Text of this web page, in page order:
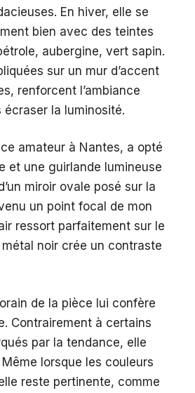
En hiver, elle se
bien avec des teintes
aubergine, vert sapin.
sur un mur d’accent
renforcent l’ambiance
écraser la luminosité.
amateur à Nantes, a opté
et une guirlande lumineuse
miroir ovale posé sur la
un point focal de mon
ressort parfaitement sur le
noir crée un contraste
de la pièce lui confère
Contrairement à certains
par la tendance, elle
lorsque les couleurs
reste pertinente, comme